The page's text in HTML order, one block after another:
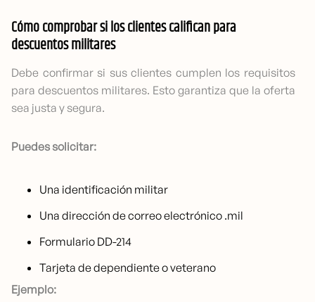
Cómo comprobar si los clientes califican para
descuentos militares
Debe confirmar si sus clientes cumplen los requisitos
para descuentos militares. Esto garantiza que la oferta
sea justa y segura.
Puedes solicitar:
Una identificación militar
Una dirección de correo electrónico .mil
Formulario DD-214
Tarjeta de dependiente o veterano
Ejemplo: